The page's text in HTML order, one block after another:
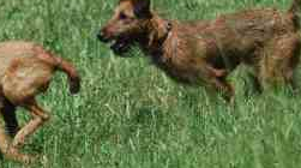
Bewegte Bilder aus der neunten
16.07.2016Die 8. Woche hat wieder
souverän. Die Autobox ist
Flaschenwegwerfen zu oder lassen
der etwas längere Weg zum Tierarzt
Beim Tierarzt zeigten sie sich